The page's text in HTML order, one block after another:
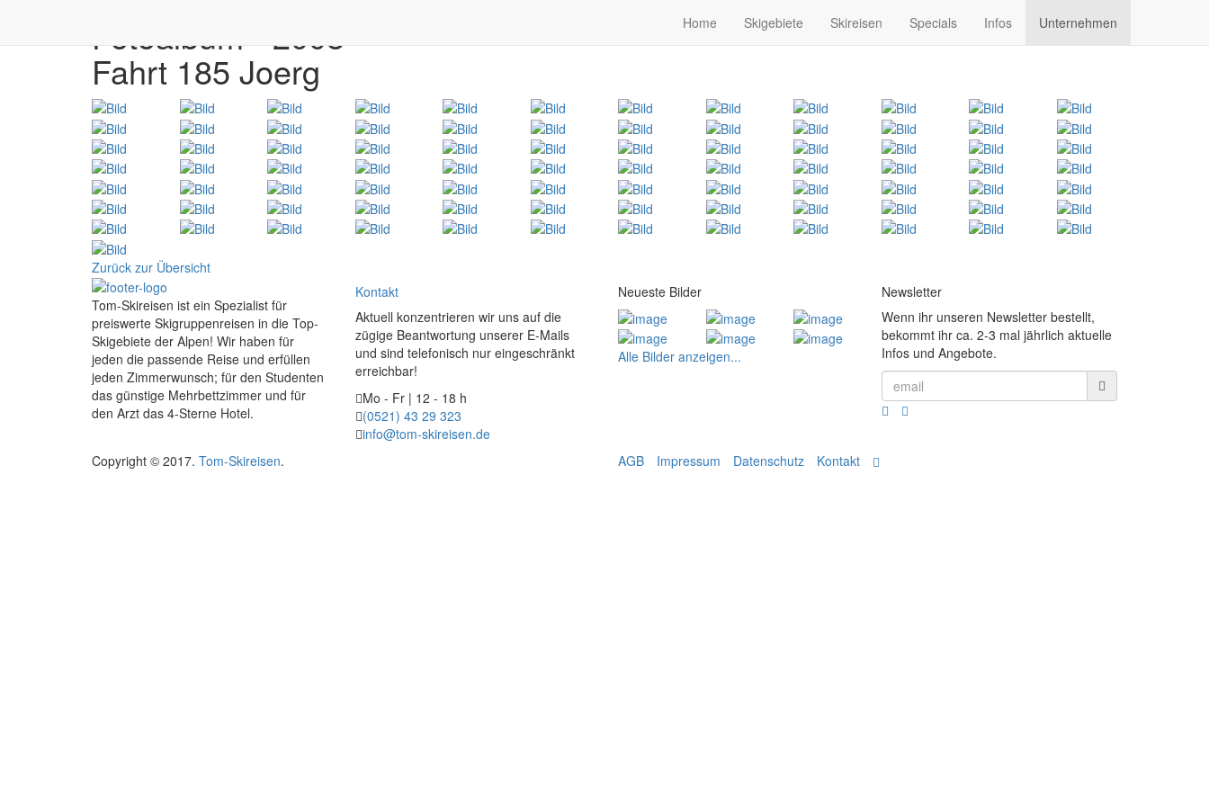
Home Skigebiete Skireisen Specials Infos Unternehmen
Fotoalbum - 2008
Fahrt 185 Joerg
Zurück zur Übersicht
Tom-Skireisen ist ein Spezialist für
preiswerte Skigruppenreisen in die Top-
Skigebiete der Alpen! Wir haben für
jeden die passende Reise und erfüllen
jeden Zimmerwunsch; für den Studenten
das günstige Mehrbettzimmer und für
den Arzt das 4-Sterne Hotel.
Kontakt
Aktuell konzentrieren wir uns auf die
zügige Beantwortung unserer E-Mails
und sind telefonisch nur eingeschränkt
erreichbar!
Mo - Fr | 12 - 18 h
(0521) 43 29 323
info@tom-skireisen.de
Neueste Bilder
Alle Bilder anzeigen...
Newsletter
Wenn ihr unseren Newsletter bestellt,
bekommt ihr ca. 2-3 mal jährlich aktuelle
Infos und Angebote.
AGB Impressum Datenschutz Kontakt
Copyright © 2017. Tom-Skireisen.